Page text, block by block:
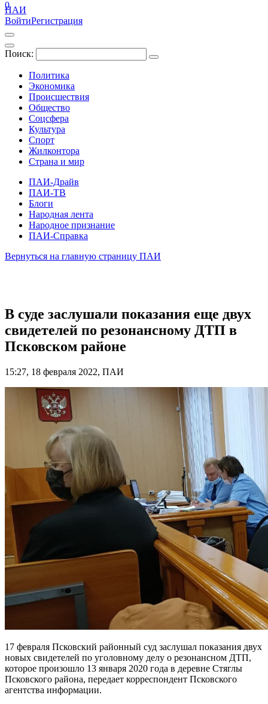
ПАИ
ВойтиРегистрация
Поиск:
Политика
Экономика
Происшествия
Общество
Соцсфера
Культура
Спорт
Жилконтора
Страна и мир
ПАИ-Драйв
ПАИ-ТВ
Блоги
Народная лента
Народное признание
ПАИ-Справка
0
Вернуться на главную страницу ПАИ
В суде заслушали показания еще двух
свидетелей по резонансному ДТП в
Псковском районе
15:27, 18 февраля 2022, ПАИ
17 февраля Псковский районный суд заслушал показания двух
новых свидетелей по уголовному делу о резонансном ДТП,
которое произошло 13 января 2020 года в деревне Стяглы
Псковского района, передает корреспондент Псковского
агентства информации.